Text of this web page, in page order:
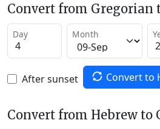
Convert from Gregorian
Day Month
After sunset Convert to
Convert from Hebrew to